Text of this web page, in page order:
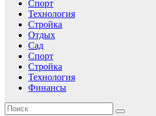
Спорт
Технология
Стройка
Отдых
Сад
Спорт
Стройка
Технология
Финансы